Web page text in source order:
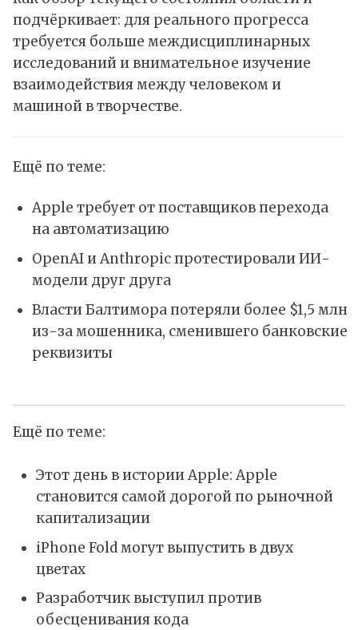
подчёркивает: для реального прогресса
требуется больше междисциплинарных
исследований и внимательное изучение
взаимодействия между человеком и
машиной в творчестве.
Ещё по теме:
Apple требует от поставщиков перехода
на автоматизацию
OpenAI и Anthropic протестировали ИИ-
модели друг друга
Власти Балтимора потеряли более $1,5 млн
из-за мошенника, сменившего банковские
реквизиты
Ещё по теме:
Этот день в истории Apple: Apple
становится самой дорогой по рыночной
капитализации
iPhone Fold могут выпустить в двух
цветах
Разработчик выступил против
обесценивания кода